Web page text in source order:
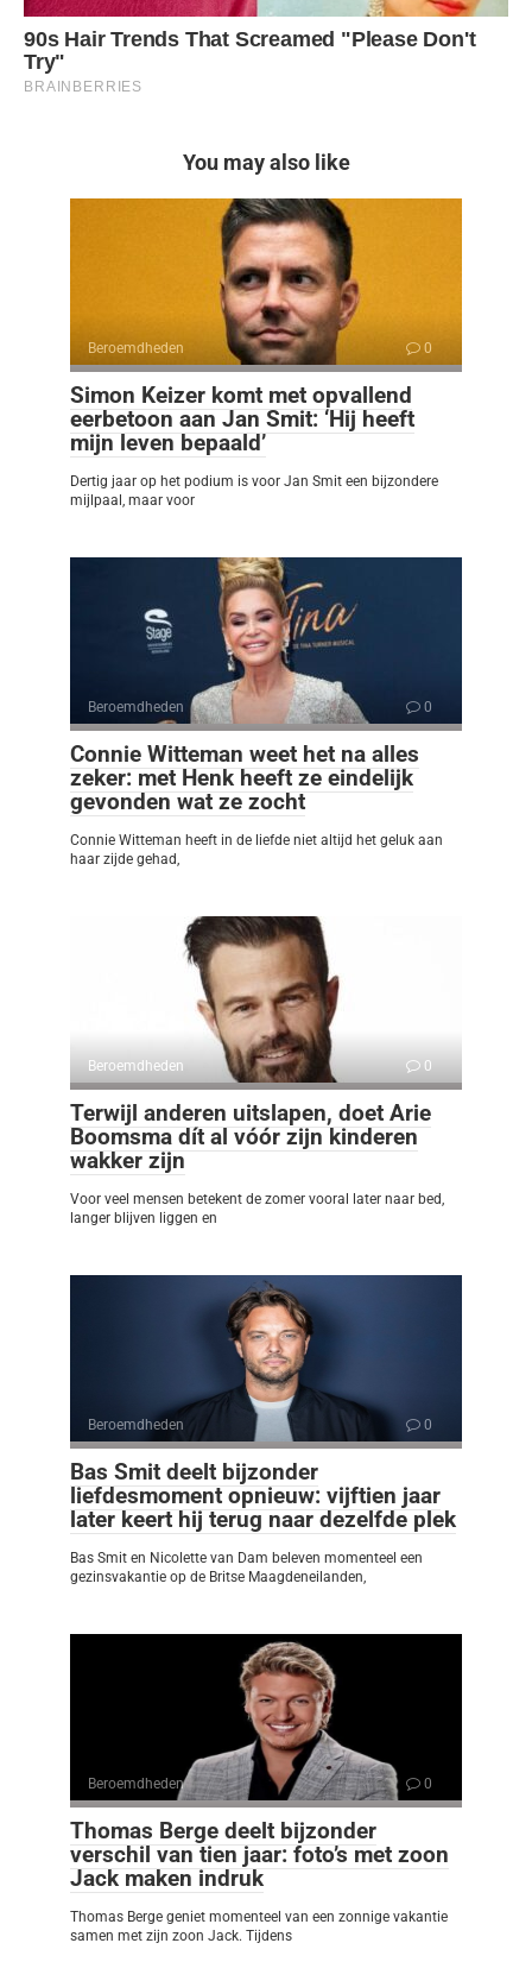
You may also like
Beroemdheden 0
Simon Keizer komt met opvallend
eerbetoon aan Jan Smit: ‘Hij heeft
mijn leven bepaald’
Dertig jaar op het podium is voor Jan Smit een bijzondere
mijlpaal, maar voor
Beroemdheden 0
Connie Witteman weet het na alles
zeker: met Henk heeft ze eindelijk
gevonden wat ze zocht
Connie Witteman heeft in de liefde niet altijd het geluk aan
haar zijde gehad,
Beroemdheden 0
Terwijl anderen uitslapen, doet Arie
Boomsma dít al vóór zijn kinderen
wakker zijn
Voor veel mensen betekent de zomer vooral later naar bed,
langer blijven liggen en
Beroemdheden 0
Bas Smit deelt bijzonder
liefdesmoment opnieuw: vijftien jaar
later keert hij terug naar dezelfde plek
Bas Smit en Nicolette van Dam beleven momenteel een
gezinsvakantie op de Britse Maagdeneilanden,
Beroemdheden 0
Thomas Berge deelt bijzonder
verschil van tien jaar: foto’s met zoon
Jack maken indruk
Thomas Berge geniet momenteel van een zonnige vakantie
samen met zijn zoon Jack. Tijdens